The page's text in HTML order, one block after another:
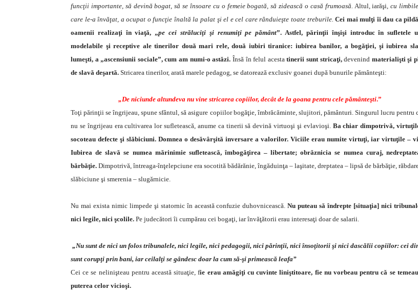
funcţii importante, să devină bogat, să se însoare cu o femeie bogată, să zidească o casă frumoasă. Altul, iarăşi,cu
care le-a învăţat, a ocupat o funcţie înaltă la palat şi el e cel care rânduieşte toate treburile.Cei mai mulţi îi dau ca
oamenii realizaţi în viaţă, „pe cei străluciţi şi renumiţi pe pământ”. Astfel, părinţii înşişi introduc în sufletele
modelabile şi receptive ale tinerilor două mari rele, două iubiri tiranice: iubirea banilor, a bogăţiei, şi iubirea
lumeşti, a „ascensiunii sociale”, cum am numi-o astăzi. Însă în felul acestatinerii sunt stricaţi,devenind materialişti şi
de slavă deşartă. Stricarea tinerilor, arată marele pedagog, se datorează exclusiv goanei după bunurile pământeşti:
„De niciunde altundeva nu vine stricarea copiilor, decât de la goana pentru cele pământeşti.”
Toţi părinţii se îngrijeau, spune sfântul, să asigure copiilor bogăţie, îmbrăcăminte, slujitori, pământuri. Singurul lucru pentru
nu se îngrijeau era cultivarea lor sufletească, anume ca tinerii să devină virtuoşi şi evlavioşi. Ba chiar dimpotrivă,
socoteau defecte şi slăbiciuni. Domnea o desăvârşită inversare a valorilor. Viciile erau numite virtuţi, iar virtuţile –
Iubirea de slavă se numea mărinimie sufletească, îmbogăţirea – libertate; obrăznicia se numea curaj,
bărbăţie. Dimpotrivă, întreaga-înţelepciune era socotită bădărănie, îngăduinţa – laşitate, dreptatea – lipsă de bărbăţie,
slăbiciune şi smerenia – slugărnicie.
Nu mai exista nimic limpede şi statornic în această confuzie duhovnicească.Nu puteau să îndrepte [situaţia] nici
nici legile, nici şcolile. Pe judecători îi cumpărau cei bogaţi, iar învăţătorii erau interesaţi doar de salarii.
„Nu sunt de nici un folos tribunalele, nici legile, nici pedagogii, nici părinţii, nici însoţitorii şi nici dascălii copiilor: cei
sunt corupţi prin bani, iar ceilalţi se gândesc doar la cum să-şi primească leafa”
Cei ce se nelinişteau pentru această situaţie, fie erau amăgiţi cu cuvinte liniştitoare, fie nu vorbeau pentru că se
puterea celor vicioşi.